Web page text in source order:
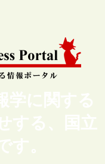
学に関する
する、国立
す。